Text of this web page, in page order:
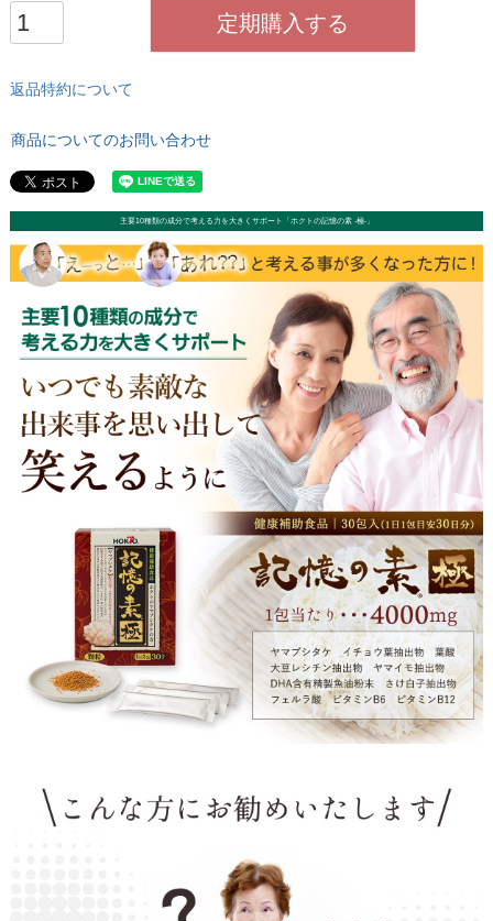
定期購入する
返品特約について
商品についてのお問い合わせ
主要10種類の成分で考える力を大きくサポート「ホクトの記憶の素 -極-」